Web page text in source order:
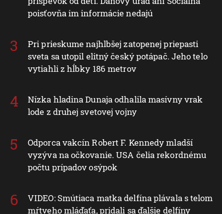
poisťovňa im informácie nedajú
Pri prieskume najhlbšej zatopenej priepasti
sveta sa utopil elitný český potápač. Jeho telo
vytiahli z hĺbky 186 metrov
Nízka hladina Dunaja odhalila masívny vrak
lode z druhej svetovej vojny
Odporca vakcín Robert F. Kennedy mladší
vyzýva na očkovanie. USA čelia rekordnému
počtu prípadov osýpok
VIDEO: Smútiaca matka delfína plávala s telom
mŕtveho mláďaťa, pridali sa ďalšie delfíny